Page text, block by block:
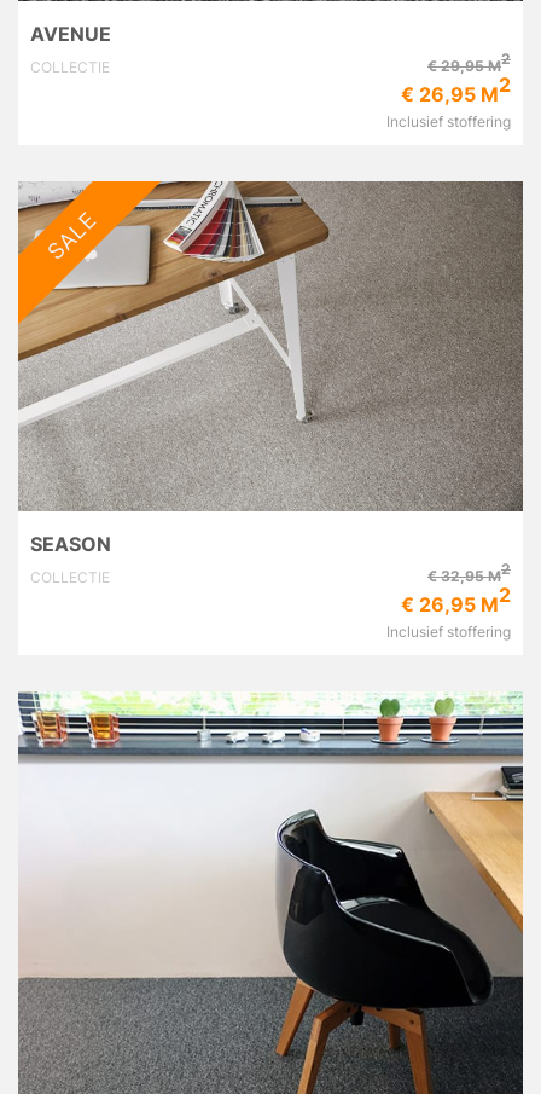
AVENUE
COLLECTIE € 29,95 M2
€ 26,95 M2
Inclusief stoffering
SALE
SEASON
COLLECTIE € 32,95 M2
€ 26,95 M2
Inclusief stoffering